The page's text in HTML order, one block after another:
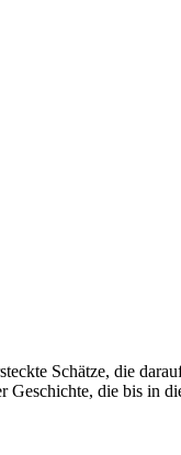
Schätze, die
die bis in